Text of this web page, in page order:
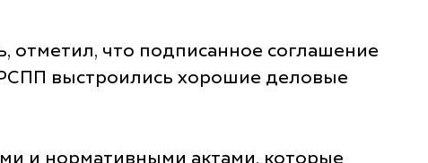
отметил, что подписанное соглашение
выстроились хорошие деловые